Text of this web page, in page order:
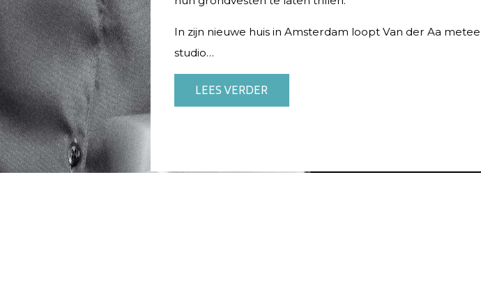
In zijn nieuwe huis in Amsterdam loopt Van der Aa
studio…
LEES VERDER